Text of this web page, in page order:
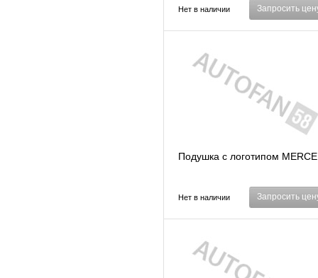
Нет в наличии Запросить
Подушка с логотипом
Нет в наличии Запросить